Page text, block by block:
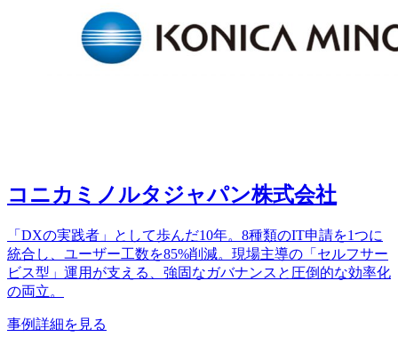
コニカミノルタジャパン株式会社
「DXの実践者」として歩んだ10年。8種類のIT申請を1つに
統合し、ユーザー工数を85%削減。現場主導の「セルフサー
ビス型」運用が支える、強固なガバナンスと圧倒的な効率化
の両立。
事例詳細を見る